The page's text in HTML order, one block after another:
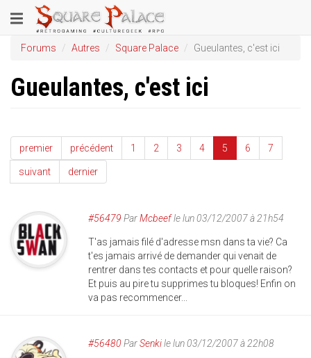
au
contenu
principal
Toggle
navigation
Forums Autres Square Palace Gueulantes, c'est ici
Gueulantes, c'est ici
premier précédent 1 2 3 4 5 6 7
suivant dernier
#56479 ParMcbeefle lun 03/12/2007 à 21h54
T'as jamais filé d'adresse msn dans ta vie? Ca
t'es jamais arrivé de demander qui venait de
rentrer dans tes contacts et pour quelle raison?
Et puis au pire tu supprimes tu bloques! Enfin on
va pas recommencer...
#56480 ParSenkile lun 03/12/2007 à 22h08